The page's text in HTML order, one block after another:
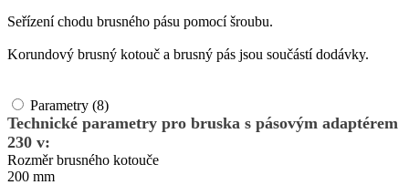
Seřízení chodu brusného pásu pomocí šroubu.
Korundový brusný kotouč a brusný pás jsou součástí dodávky.
Parametry (8)
Technické parametry pro bruska s pásovým adaptérem
230 v:
Rozměr brusného kotouče
200 mm